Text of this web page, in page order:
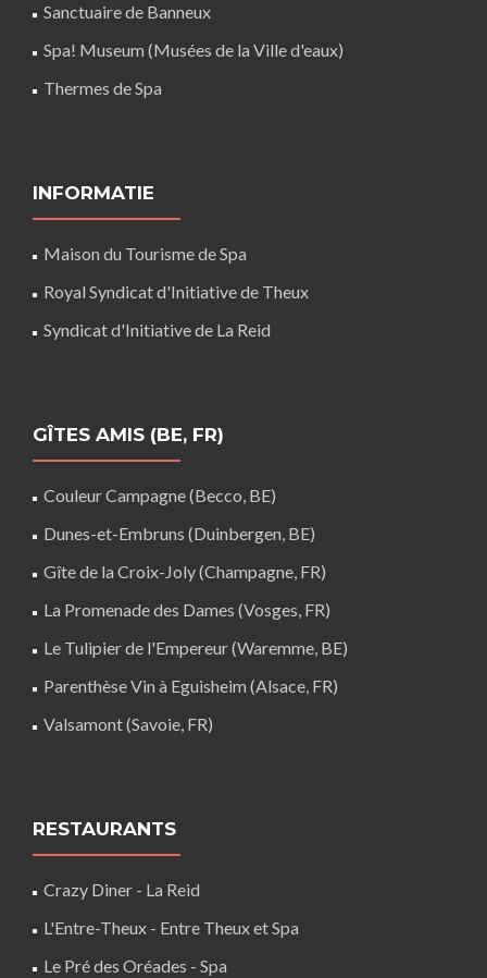
Sanctuaire de Banneux
Spa! Museum (Musées de la Ville d'eaux)
Thermes de Spa
INFORMATIE
Maison du Tourisme de Spa
Royal Syndicat d'Initiative de Theux
Syndicat d'Initiative de La Reid
GÎTES AMIS (BE, FR)
Couleur Campagne (Becco, BE)
Dunes-et-Embruns (Duinbergen, BE)
Gîte de la Croix-Joly (Champagne, FR)
La Promenade des Dames (Vosges, FR)
Le Tulipier de l'Empereur (Waremme, BE)
Parenthèse Vin à Eguisheim (Alsace, FR)
Valsamont (Savoie, FR)
RESTAURANTS
Crazy Diner - La Reid
L'Entre-Theux - Entre Theux et Spa
Le Pré des Oréades - Spa